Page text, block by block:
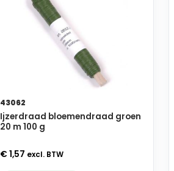
43062
Ijzerdraad bloemendraad groen
20 m 100 g
€ 1,57 excl. BTW